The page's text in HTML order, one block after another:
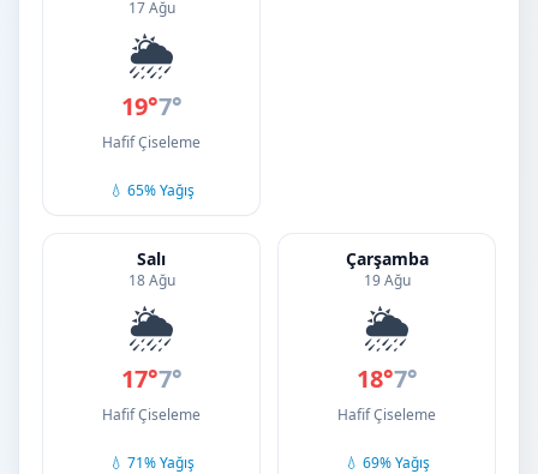
17 Ağu
🌦️
19°7°
Hafif Çiseleme
💧 65% Yağış
Salı
18 Ağu
🌦️
17°7°
Hafif Çiseleme
💧 71% Yağış
Çarşamba
19 Ağu
🌦️
18°7°
Hafif Çiseleme
💧 69% Yağış